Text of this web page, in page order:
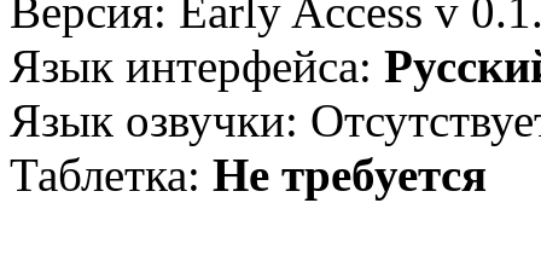
Версия: Early Access v
Язык интерфейса:
Язык озвучки:
Таблетка: Не требуется